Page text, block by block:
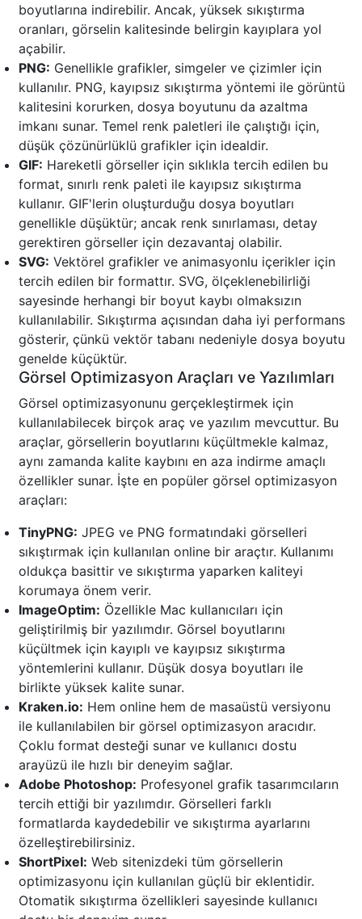
boyutlarına indirebilir. Ancak, yüksek sıkıştırma
oranları, görselin kalitesinde belirgin kayıplara yol
açabilir.
PNG: Genellikle grafikler, simgeler ve çizimler için
kullanılır. PNG, kayıpsız sıkıştırma yöntemi ile görüntü
kalitesini korurken, dosya boyutunu da azaltma
imkanı sunar. Temel renk paletleri ile çalıştığı için,
düşük çözünürlüklü grafikler için idealdir.
GIF: Hareketli görseller için sıklıkla tercih edilen bu
format, sınırlı renk paleti ile kayıpsız sıkıştırma
kullanır. GIF'lerin oluşturduğu dosya boyutları
genellikle düşüktür; ancak renk sınırlaması, detay
gerektiren görseller için dezavantaj olabilir.
SVG: Vektörel grafikler ve animasyonlu içerikler için
tercih edilen bir formattır. SVG, ölçeklenebilirliği
sayesinde herhangi bir boyut kaybı olmaksızın
kullanılabilir. Sıkıştırma açısından daha iyi performans
gösterir, çünkü vektör tabanı nedeniyle dosya boyutu
genelde küçüktür.
Görsel Optimizasyon Araçları ve Yazılımları
Görsel optimizasyonunu gerçekleştirmek için
kullanılabilecek birçok araç ve yazılım mevcuttur. Bu
araçlar, görsellerin boyutlarını küçültmekle kalmaz,
aynı zamanda kalite kaybını en aza indirme amaçlı
özellikler sunar. İşte en popüler görsel optimizasyon
araçları:
TinyPNG: JPEG ve PNG formatındaki görselleri
sıkıştırmak için kullanılan online bir araçtır. Kullanımı
oldukça basittir ve sıkıştırma yaparken kaliteyi
korumaya önem verir.
ImageOptim: Özellikle Mac kullanıcıları için
geliştirilmiş bir yazılımdır. Görsel boyutlarını
küçültmek için kayıplı ve kayıpsız sıkıştırma
yöntemlerini kullanır. Düşük dosya boyutları ile
birlikte yüksek kalite sunar.
Kraken.io: Hem online hem de masaüstü versiyonu
ile kullanılabilen bir görsel optimizasyon aracıdır.
Çoklu format desteği sunar ve kullanıcı dostu
arayüzü ile hızlı bir deneyim sağlar.
Adobe Photoshop: Profesyonel grafik tasarımcıların
tercih ettiği bir yazılımdır. Görselleri farklı
formatlarda kaydedebilir ve sıkıştırma ayarlarını
özelleştirebilirsiniz.
ShortPixel: Web sitenizdeki tüm görsellerin
optimizasyonu için kullanılan güçlü bir eklentidir.
Otomatik sıkıştırma özellikleri sayesinde kullanıcı